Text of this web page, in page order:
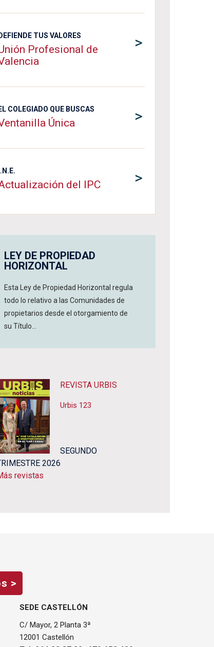
>
DEFIENDE TUS VALORES
Profesional de
>
EL COLEGIADO QUE BUSCAS
Única
>
I.N.E.
del IPC
LEY DE PROPIEDAD
HORIZONTAL
Esta Ley de Propiedad Horizontal regula
todo lo relativo a las Comunidades de
propietarios desde el otorgamiento de
su Título...
REVISTA URBIS
Urbis 123
SEGUNDO
2026
revistas
>
SEDE CASTELLÓN
C/ Mayor, 2 Planta 3ª
12001 Castellón